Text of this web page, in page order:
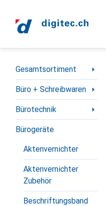
Navigation nach Kategorien
Gesamtsortiment
Büro + Schreibwaren
Bürotechnik
Bürogeräte
Aktenvernichter
Aktenvernichter
Zubehör
Beschriftungsband